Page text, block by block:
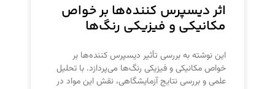
اثر دیسپرس کننده‌ها بر خواص
مکانیکی و فیزیکی رنگ‌ها
این نوشته به بررسی تأثیر دیسپرس کننده‌ها بر
خواص مکانیکی و فیزیکی رنگ‌ها می‌پردازد. با تحلیل
علمی و بررسی نتایج آزمایشگاهی، نقش این مواد در